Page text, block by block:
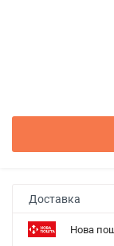
Доставка
Нова